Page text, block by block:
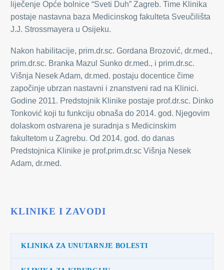
liječenje Opće bolnice “Sveti Duh” Zagreb. Time Klinika
postaje nastavna baza Medicinskog fakulteta Sveučilišta
J.J. Strossmayera u Osijeku.
Nakon habilitacije, prim.dr.sc. Gordana Brozović, dr.med.,
prim.dr.sc. Branka Mazul Sunko dr.med., i prim.dr.sc.
Višnja Nesek Adam, dr.med. postaju docentice čime
započinje ubrzan nastavni i znanstveni rad na Klinici.
Godine 2011. Predstojnik Klinike postaje prof.dr.sc. Dinko
Tonković koji tu funkciju obnaša do 2014. god. Njegovim
dolaskom ostvarena je suradnja s Medicinskim
fakultetom u Zagrebu. Od 2014. god. do danas
Predstojnica Klinike je prof.prim.dr.sc Višnja Nesek
Adam, dr.med.
KLINIKE I ZAVODI
KLINIKA ZA UNUTARNJE BOLESTI